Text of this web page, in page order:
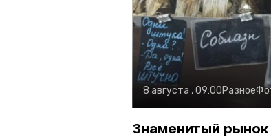
8 августа , 09:00Разное
Знаменитый